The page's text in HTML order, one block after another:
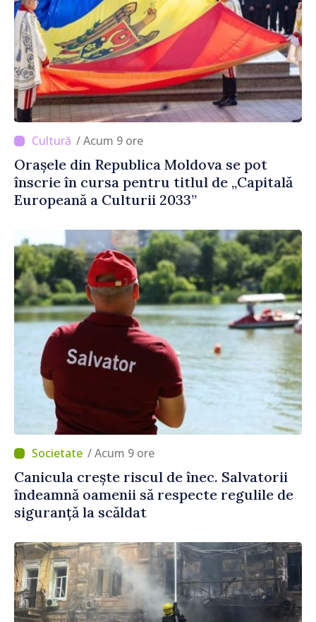
/ Acum 9 ore
Orașele din Republica Moldova se pot
înscrie în cursa pentru titlul de „Capitală
Europeană a Culturii 2033”
/ Acum 9 ore
Canicula crește riscul de înec. Salvatorii
îndeamnă oamenii să respecte regulile de
siguranță la scăldat